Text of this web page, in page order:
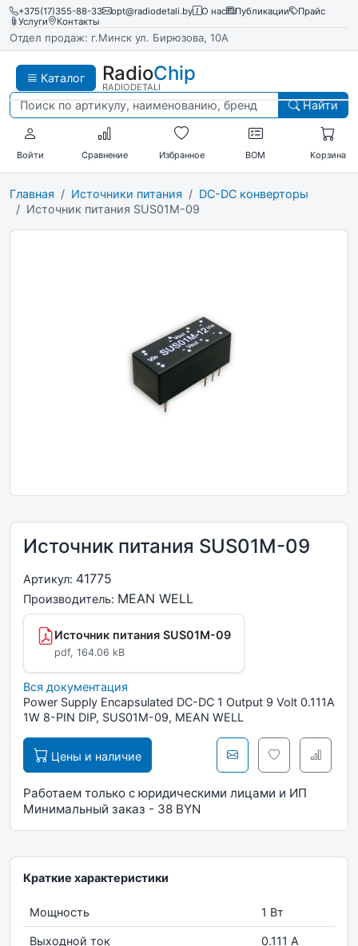
+375(17)355-88-33 opt@radiodetali.by О нас Публикации
Прайс
Услуги
Контакты
Отдел продаж: г.Минск ул. Бирюзова, 10А
Каталог RadioChip
RADIODETALI
Найти
Войти Сравнение Избранное BOM Корзина
Главная Источники питания
DC-DC конверторы
Источник питания SUS01M-09
Источник питания SUS01M-09
Артикул: 41775
Производитель: MEAN WELL
Источник питания SUS01M-09
pdf, 164.06 kB
Вся документация
Power Supply Encapsulated DC-DC 1 Output 9 Volt 0.111A
1W 8-PIN DIP, SUS01M-09, MEAN WELL
Цены и наличие
Работаем только с юридическими лицами и ИП
Минимальный заказ - 38 BYN
Краткие характеристики
Мощность 1 Вт
Выходной ток 0.111 А